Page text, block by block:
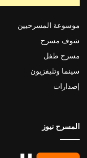
موسوعة المسرحيين
شوف مسرح
مسرح طفل
سينما وتليفزيون
إصدارات
المسرح نيوز